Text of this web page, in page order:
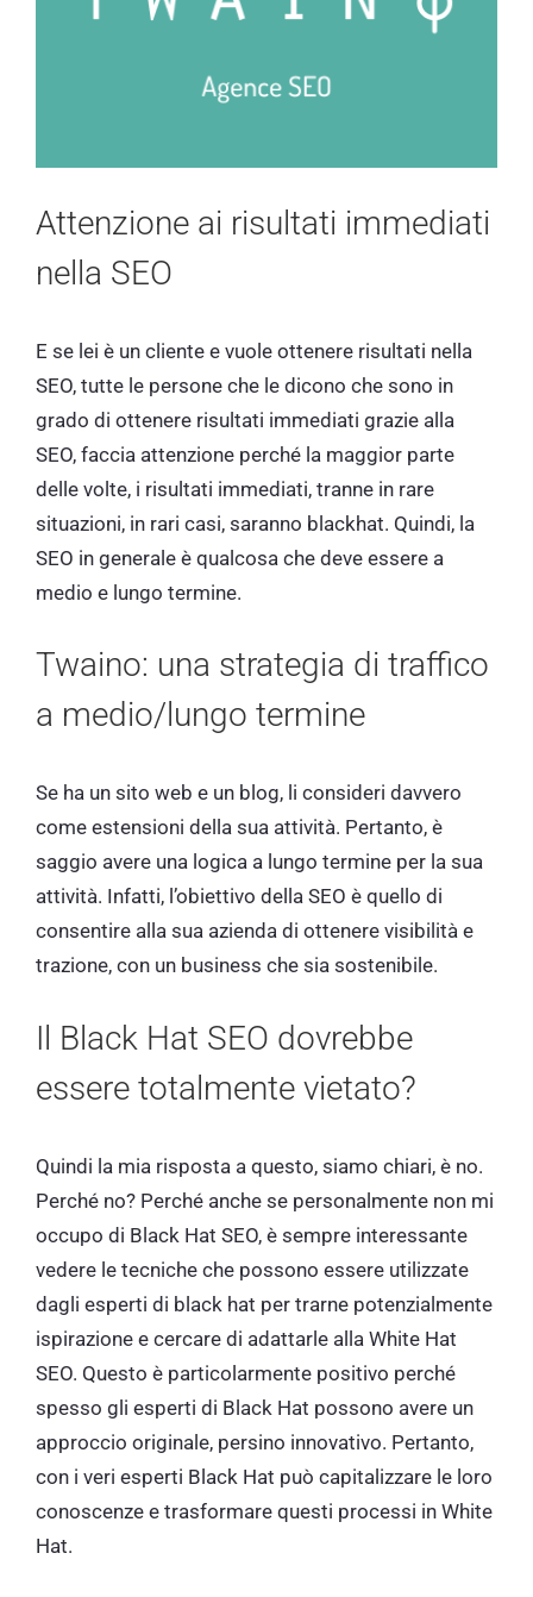
Attenzione ai risultati immediati
nella SEO
E se lei è un cliente e vuole ottenere risultati nella
SEO, tutte le persone che le dicono che sono in
grado di ottenere risultati immediati grazie alla
SEO, faccia attenzione perché la maggior parte
delle volte, i risultati immediati, tranne in rare
situazioni, in rari casi, saranno blackhat. Quindi, la
SEO in generale è qualcosa che deve essere a
medio e lungo termine.
Twaino: una strategia di traffico
a medio/lungo termine
Se ha un sito web e un blog, li consideri davvero
come estensioni della sua attività. Pertanto, è
saggio avere una logica a lungo termine per la sua
attività. Infatti, l’obiettivo della SEO è quello di
consentire alla sua azienda di ottenere visibilità e
trazione, con un business che sia sostenibile.
Il Black Hat SEO dovrebbe
essere totalmente vietato?
Quindi la mia risposta a questo, siamo chiari, è no.
Perché no? Perché anche se personalmente non mi
occupo di Black Hat SEO, è sempre interessante
vedere le tecniche che possono essere utilizzate
dagli esperti di black hat per trarne potenzialmente
ispirazione e cercare di adattarle alla White Hat
SEO. Questo è particolarmente positivo perché
spesso gli esperti di Black Hat possono avere un
approccio originale, persino innovativo. Pertanto,
con i veri esperti Black Hat può capitalizzare le loro
conoscenze e trasformare questi processi in White
Hat.